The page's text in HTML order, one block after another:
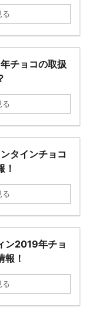
る
チョコの取扱
る
タインチョコ
！
る
ン2019年チョ
報！
る